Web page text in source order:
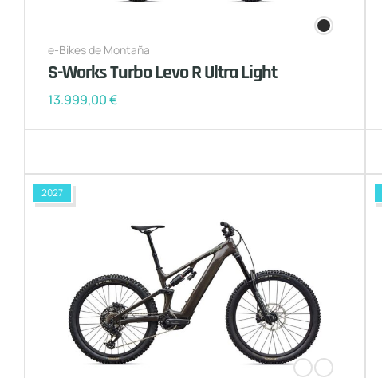
e-Bikes de Montaña
S-Works Turbo Levo R Ultra Light
13.999,00€
2027